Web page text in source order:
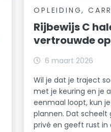
OPLEIDING,
Rijbewijs C
vertrouwde
6 maart 2026
Wil je dat je traject
met je keuring en je
eenmaal loopt, kun
plannen. Dat
privé en geeft rust in